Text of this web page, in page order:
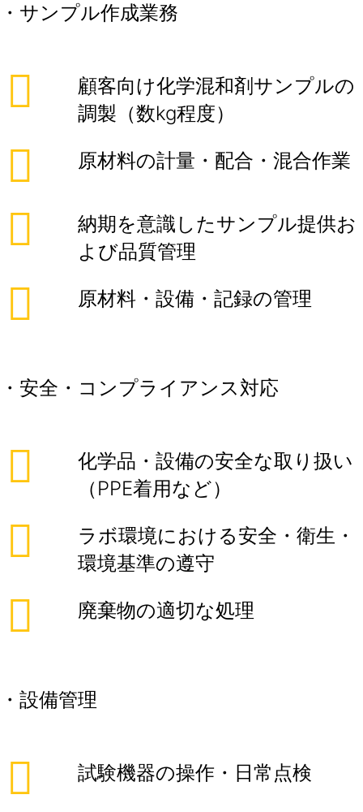
・サンプル作成業務
顧客向け化学混和剤サンプルの
調製（数kg程度）
原材料の計量・配合・混合作業
納期を意識したサンプル提供お
よび品質管理
原材料・設備・記録の管理
・安全・コンプライアンス対応
化学品・設備の安全な取り扱い
（PPE着用など）
ラボ環境における安全・衛生・
環境基準の遵守
廃棄物の適切な処理
・設備管理
試験機器の操作・日常点検